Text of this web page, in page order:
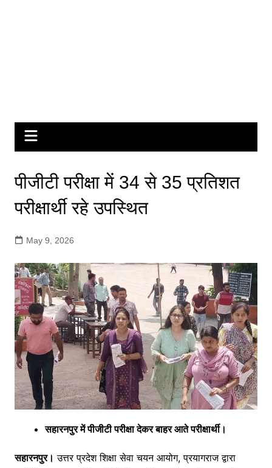
पीजीटी परीक्षा में 34 से 35 प्रतिशत
परीक्षार्थी रहे उपस्थित
May 9, 2026
सहारनपुर में पीजीटी परीक्षा देकर बाहर आते परीक्षार्थी।
सहारनपुर। उत्तर प्रदेश शिक्षा सेवा चयन आयोग, प्रयागराज द्वारा